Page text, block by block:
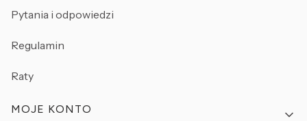
Pytania i odpowiedzi
Regulamin
Raty
MOJE KONTO